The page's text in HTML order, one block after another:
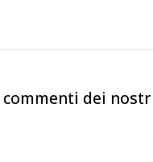
commenti dei